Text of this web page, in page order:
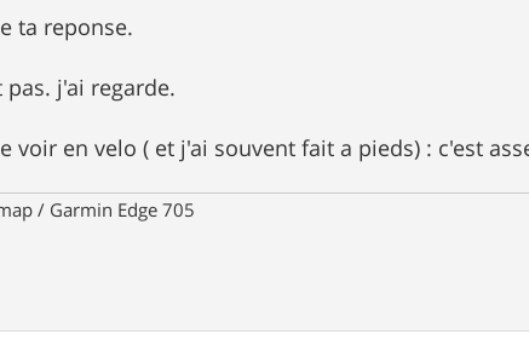
ta reponse.
j'ai regarde.
voir en velo ( et j'ai souvent fait a pieds) : c'est
/ Garmin Edge 705